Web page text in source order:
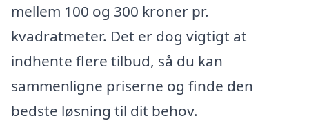
mellem 100 og 300 kroner pr.
kvadratmeter. Det er dog vigtigt at
indhente flere tilbud, så du kan
sammenligne priserne og finde den
bedste løsning til dit behov.